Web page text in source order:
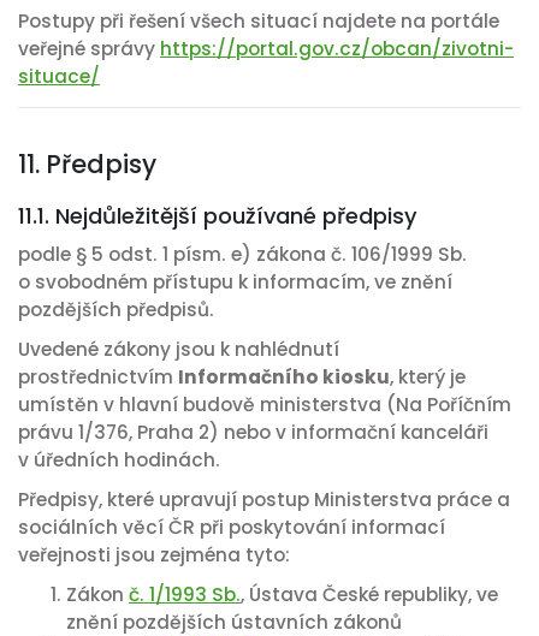
Postupy při řešení všech situací najdete na portále
veřejné správy https://portal.gov.cz/obcan/zivotni-
situace/
11. Předpisy
11.1. Nejdůležitější používané předpisy
podle § 5 odst. 1 písm. e) zákona č. 106/1999 Sb.
o svobodném přístupu k informacím, ve znění
pozdějších předpisů.
Uvedené zákony jsou k nahlédnutí
prostřednictvím Informačního kiosku, který je
umístěn v hlavní budově ministerstva (Na Poříčním
právu 1/376, Praha 2) nebo v informační kanceláři
v úředních hodinách.
Předpisy, které upravují postup Ministerstva práce a
sociálních věcí ČR při poskytování informací
veřejnosti jsou zejména tyto:
Zákon č. 1/1993 Sb., Ústava České republiky, ve
znění pozdějších ústavních zákonů